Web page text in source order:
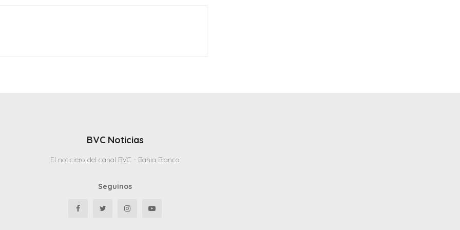
BVC Noticias
El noticiero del canal BVC - Bahia Blanca
Seguinos